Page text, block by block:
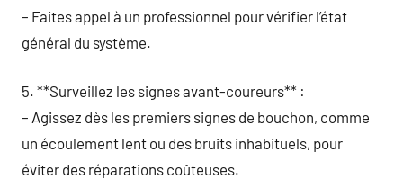
– Faites appel à un professionnel pour vérifier l’état
général du système.
5. **Surveillez les signes avant-coureurs** :
– Agissez dès les premiers signes de bouchon, comme
un écoulement lent ou des bruits inhabituels, pour
éviter des réparations coûteuses.